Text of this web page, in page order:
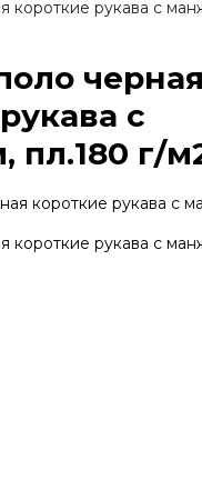
короткие рукава с
черная
с
пл.180 г/
короткие рукава с